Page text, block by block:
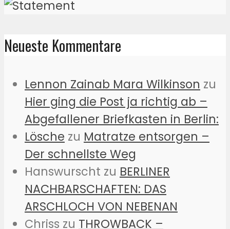
Neueste Kommentare
Lennon Zainab Mara Wilkinson zu
Hier ging die Post ja richtig ab –
Abgefallener Briefkasten in Berlin:
Lösche zu Matratze entsorgen –
Der schnellste Weg
Hanswurscht zu BERLINER
NACHBARSCHAFTEN: DAS
ARSCHLOCH VON NEBENAN
Chriss zu THROWBACK –